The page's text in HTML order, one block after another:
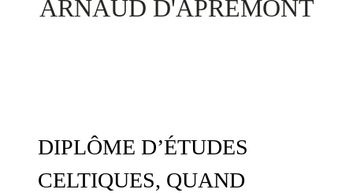
ARNAUD D'APREMONT
DIPLÔME D’ÉTUDES
CELTIQUES, QUAND